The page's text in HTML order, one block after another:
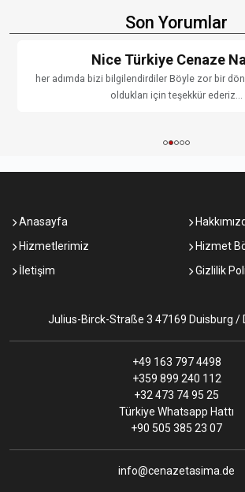
Son Yorumlar
Nice Türkiye Cenaze
her adımda bizi bilgilendirdiler Böyle zor bir
oldukları için teşekkür ederiz...
Anasayfa
Hizmetlerimiz
Hizmet
İletişim
Gizlilik
Julius-Birck-Straße 3 47169 Duisburg /
+49 163 797 4498
+359 899 240 112
+32 473 74 95 25
Türkiye Whatsapp Hattı
+90 505 385 23 07
info@cenazetasima.de